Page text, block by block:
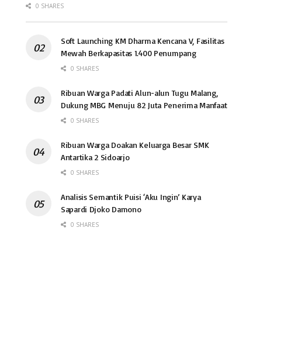
0 SHARES
Soft Launching KM Dharma Kencana V, Fasilitas
Mewah Berkapasitas 1.400 Penumpang
0 SHARES
Ribuan Warga Padati Alun-alun Tugu Malang,
Dukung MBG Menuju 82 Juta Penerima Manfaat
0 SHARES
Ribuan Warga Doakan Keluarga Besar SMK
Antartika 2 Sidoarjo
0 SHARES
Analisis Semantik Puisi ‘Aku Ingin’ Karya
Sapardi Djoko Damono
0 SHARES